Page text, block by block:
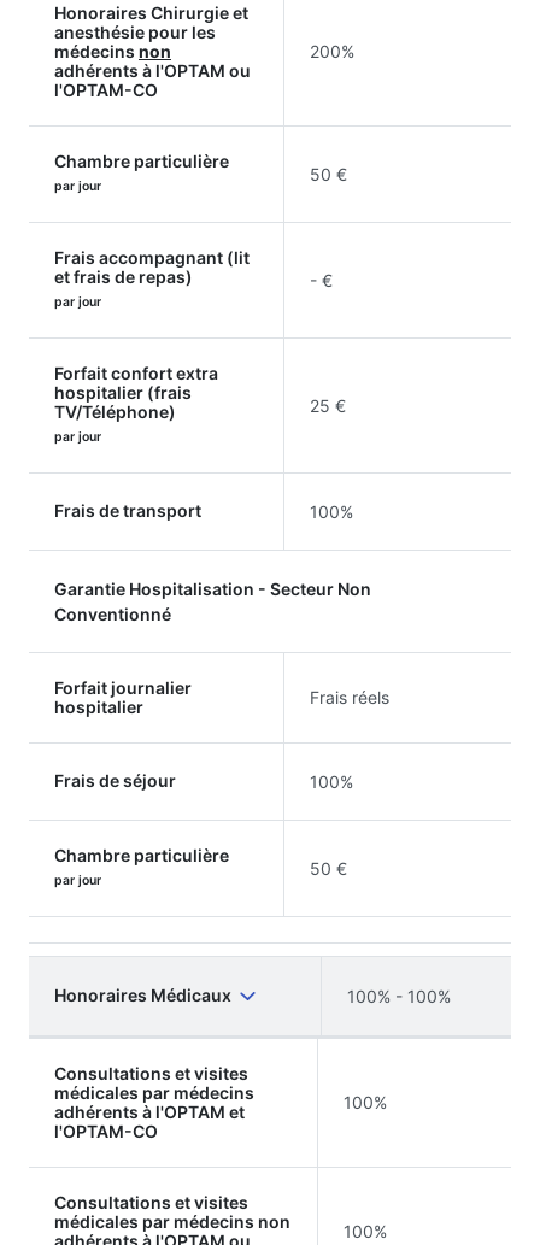
Honoraires Chirurgie et
anesthésie pour les
médecins non
adhérents à l'OPTAM ou
l'OPTAM-CO
200%
Chambre particulière
par jour
50 €
Frais accompagnant (lit
et frais de repas)
par jour
- €
Forfait confort extra
hospitalier (frais
TV/Téléphone)
par jour
25 €
Frais de transport 100%
Garantie Hospitalisation - Secteur Non
Conventionné
Forfait journalier
hospitalier
Frais réels
Frais de séjour 100%
Chambre particulière
par jour
50 €
Honoraires Médicaux 100% - 100%
Consultations et visites
médicales par médecins
adhérents à l'OPTAM et
l'OPTAM-CO
100%
Consultations et visites
médicales par médecins non
adhérents à l'OPTAM ou
100%